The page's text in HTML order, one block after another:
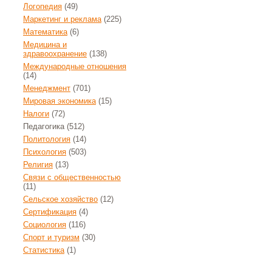
Логопедия (49)
Маркетинг и реклама(225)
Математика(6)
Медицина и
здравоохранение (138)
Международные отношения
(14)
Менеджмент (701)
Мировая экономика(15)
Налоги (72)
Педагогика(512)
Политология (14)
Психология (503)
Религия (13)
Связи с общественностью
(11)
Сельское хозяйство (12)
Сертификация (4)
Социология (116)
Спорт и туризм (30)
Статистика(1)